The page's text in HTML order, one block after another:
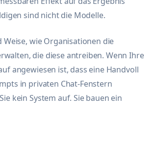
sind nicht die Modelle.
Weise, wie Organisationen die
die diese antreiben. Wenn Ihre
angewiesen ist, dass eine Handvoll
in privaten Chat-Fenstern
kein System auf. Sie bauen ein